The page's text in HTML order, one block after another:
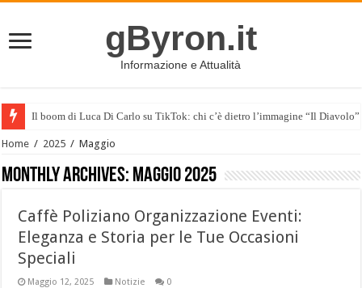
gByron.it
Informazione e Attualità
Il boom di Luca Di Carlo su TikTok: chi c’è dietro l’immagine “Il Diavolo”
Home / 2025 / Maggio
Monthly Archives: Maggio 2025
Caffè Poliziano Organizzazione Eventi:
Eleganza e Storia per le Tue Occasioni
Speciali
Maggio 12, 2025 Notizie 0